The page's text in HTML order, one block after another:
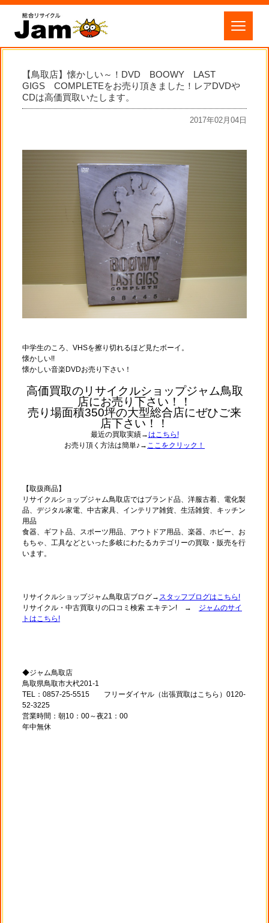
【鳥取店】懐かしい～！DVD BOOWY LAST
GIGS COMPLETEをお売り頂きました！レアDVDや
CDは高価買取いたします。
2017年02月04日
中学生のころ、VHSを擦り切れるほど見たボーイ。
懐かしい!!
懐かしい音楽DVDお売り下さい！
高価買取のリサイクルショップジャム鳥取
店にお売り下さい！！
売り場面積350坪の大型総合店にぜひご来
店下さい！！
最近の買取実績→はこちら!
お売り頂く方法は簡単♪→ ここをクリック！
【取扱商品】
リサイクルショップジャム鳥取店ではブランド品、洋服古着、電化製
品、デジタル家電、中古家具、インテリア雑貨、生活雑貨、キッチン
用品
食器、ギフト品、スポーツ用品、アウトドア用品、楽器、ホビー、お
もちゃ、工具などといった多岐にわたるカテゴリーの買取・販売を行
います。
リサイクルショップジャム鳥取店ブログ→ スタッフブログはこちら!
リサイクル・中古買取りの口コミ検索 エキテン! → ジャムのサイ
トはこちら!
◆ジャム鳥取店
鳥取県鳥取市大杙201-1
TEL：0857-25-5515 フリーダイヤル（出張買取はこちら）0120-
52-3225
営業時間：朝10：00～夜21：00
年中無休